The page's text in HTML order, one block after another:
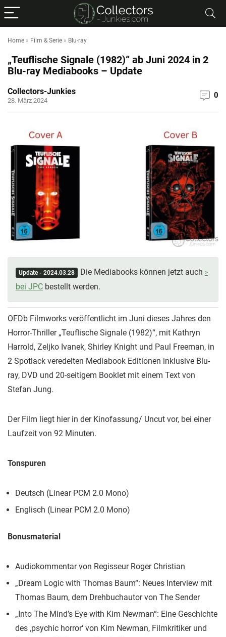
Home » Film & Serie » Blu-ray
„Teuflische Signale (1982)“ ab Juni 2024 in 2
Blu-ray Mediabooks – Update
Collectors-Junkies
28. März 2024
0
Update - 2024.03.28
Die Mediabooks können jetzt auch
bei JPC bestellt werden.
OFDb Filmworks veröffentlicht im Juni dieses Jahres den
Horror-Thriller „Teuflische Signale (1982)“, mit Kathryn
Harrold, Zeljko Ivanek, Shirley Knight und Paul Freeman, in
2 Spotlack veredelten Mediabook Editionen inklusive Blu-
ray, DVD und 20-seitigem Booklet mit einem Text von
Stefan Jung.
Der Film liegt hier in der Kinofassung/ Uncut vor, bei einer
Laufzeit von 92 Minuten.
Tonspuren
Deutsch (Linear PCM 2.0 Mono)
Englisch (Linear PCM 2.0 Mono)
Bonusmaterial
Audiokommentar von Regisseur Roger Christian
„Dream Logic with Thomas Baum“: Neues Interview mit
Thomas Baum, dem Drehbuchautor von The Sender
„Into The Mind’s Eye with Kim Newman“: Eine Geschichte
des ‚psychic horror‘ von Kim Newman, Filmkritiker und